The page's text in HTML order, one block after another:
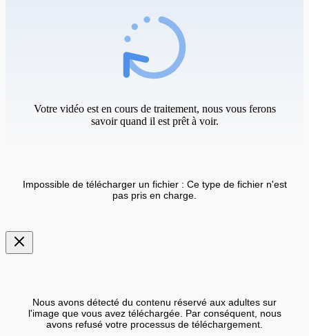
Votre vidéo est en cours de traitement, nous vous ferons
savoir quand il est prêt à voir.
Impossible de télécharger un fichier : Ce type de fichier n'est
pas pris en charge.
Nous avons détecté du contenu réservé aux adultes sur
l'image que vous avez téléchargée. Par conséquent, nous
avons refusé votre processus de téléchargement.